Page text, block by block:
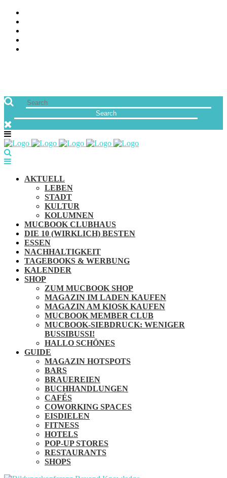
AKTUELL
LEBEN
STADT
KULTUR
KOLUMNEN
MUCBOOK CLUBHAUS
DIE 10 (WIRKLICH) BESTEN
ESSEN
NACHHALTIGKEIT
TAGEBOOKS & WERBUNG
KALENDER
SHOP
ZUM MUCBOOK SHOP
MAGAZIN IM LADEN KAUFEN
MAGAZIN AM KIOSK KAUFEN
MUCBOOK MEMBER CLUB
MUCBOOK-SIEBDRUCK: WENIGER
BUSSIBUSSI!
HALLO SCHÖNES
GUIDE
MAGAZIN HOTSPOTS
BARS
BRAUEREIEN
BUCHHANDLUNGEN
CAFÉS
COWORKING SPACES
EISDIELEN
FITNESS
HOTELS
POP-UP STORES
RESTAURANTS
SHOPS